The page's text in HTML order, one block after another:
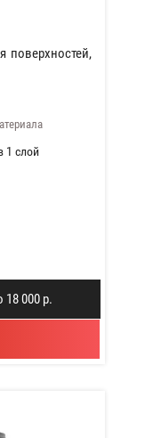
поверхностей,
1 слой
18 000 р.